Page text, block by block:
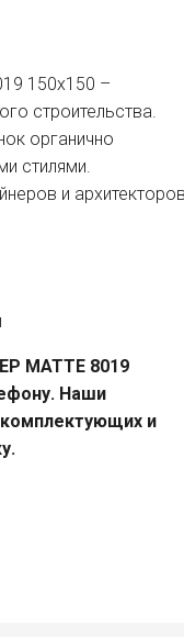
150х150 –
строительства.
органично
стилями.
и
MATTE 8019
Наши
и